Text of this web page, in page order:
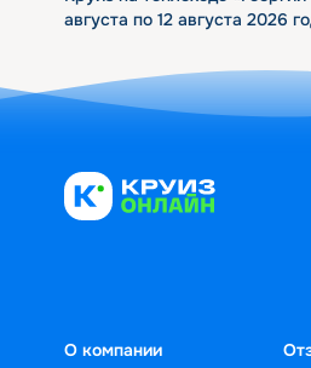
августа по 12 августа 2026
О компании